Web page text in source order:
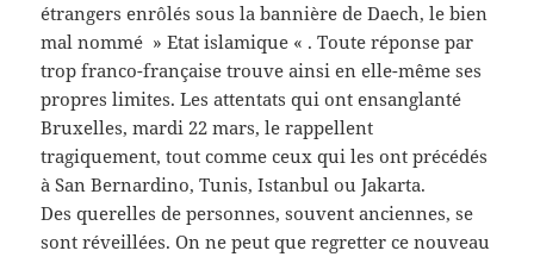
étrangers enrôlés sous la bannière de Daech, le bien
mal nommé » Etat islamique « . Toute réponse par
trop franco-française trouve ainsi en elle-même ses
propres limites. Les attentats qui ont ensanglanté
Bruxelles, mardi 22 mars, le rappellent
tragiquement, tout comme ceux qui les ont précédés
à San Bernardino, Tunis, Istanbul ou Jakarta.
Des querelles de personnes, souvent anciennes, se
sont réveillées. On ne peut que regretter ce nouveau